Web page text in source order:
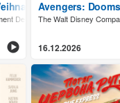
Deutschland GmbH
Avengers:
The Walt Disney
16.12.2026